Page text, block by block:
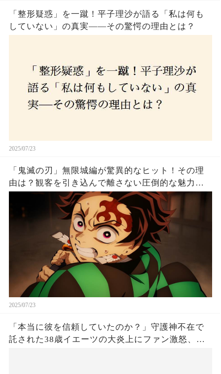
「整形疑惑」を一蹴！平子理沙が語る「私は何も
していない」の真実——その驚愕の理由とは？
2025/07/23
「鬼滅の刃」無限城編が驚異的なヒット！その理
由は？観客を引き込んで離さない圧倒的な魅力と
2025/07/23
「本当に彼を信頼していたのか？」守護神不在で
託された38歳イエーツの大炎上にファン激怒、ド